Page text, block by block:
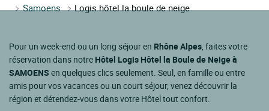
Samoens
Logis hôtel la boule de neige
Pour un week-end ou un long séjour en Rhône Alpes, faites votre
réservation dans notre Hôtel Logis Hôtel la Boule de Neige à
SAMOENS en quelques clics seulement. Seul, en famille ou entre
amis pour vos vacances ou un court séjour, venez découvrir la
région et détendez-vous dans votre Hôtel tout confort.